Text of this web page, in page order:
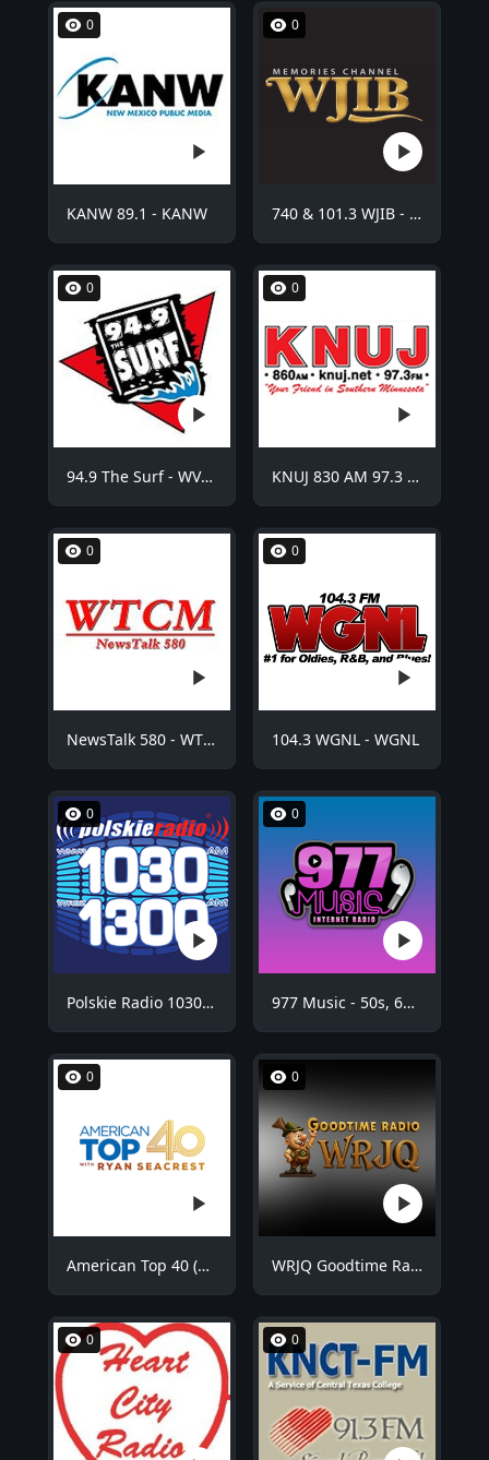
0
KANW 89.1 - KANW
0
740 & 101.3 WJIB - WJIB
0
94.9 The Surf - WVCO
0
KNUJ 830 AM 97.3 FM - KNUJ
0
NewsTalk 580 - WTCM
0
104.3 WGNL - WGNL
0
Polskie Radio 1030 Chicago - WNVR
0
977 Music - 50s, 60s Hits
0
American Top 40 (AT40)
0
WRJQ Goodtime Radio
0 0